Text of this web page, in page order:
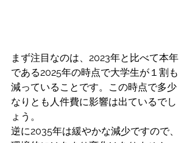
まず注目なのは、2023年と比べて本年
である2025年の時点で大学生が１割も
減っていることです。この時点で多少
なりとも人件費に影響は出ているでし
ょう。
逆に2035年は緩やかな減少ですので、